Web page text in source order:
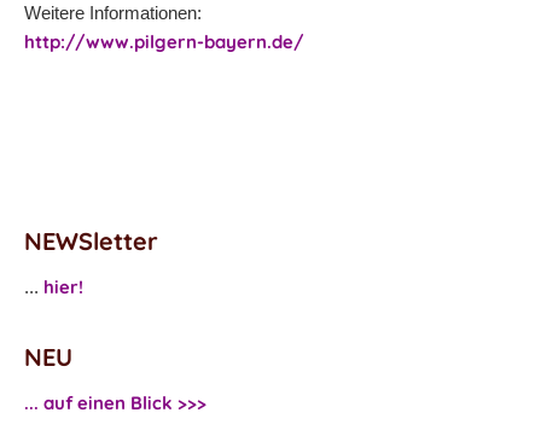
Weitere Informationen:
http://www.pilgern-bayern.de/
NEWSletter
... hier!
NEU
... auf einen Blick >>>